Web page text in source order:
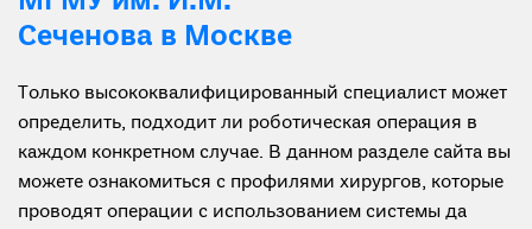
Сеченова в Москве
Только высококвалифицированный специалист может
определить, подходит ли роботическая операция в
каждом конкретном случае. В данном разделе сайта вы
можете ознакомиться с профилями хирургов, которые
проводят операции с использованием системы да